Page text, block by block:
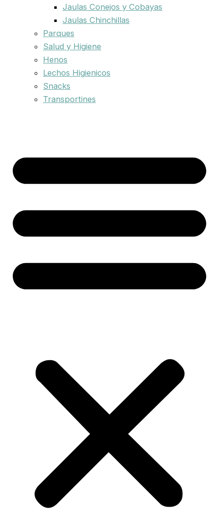
Jaulas Conejos y Cobayas
Jaulas Chinchillas
Parques
Salud y Higiene
Henos
Lechos Higienicos
Snacks
Transportines